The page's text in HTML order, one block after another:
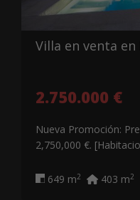
Villa en venta en
2.750.000 €
Nueva Promoción:
2,750,000 €.
649 m2 403 m2